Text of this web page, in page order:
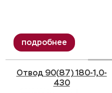
Отвод 90(87) 180-1,0-
430